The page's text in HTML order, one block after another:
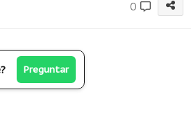
0
Preguntar